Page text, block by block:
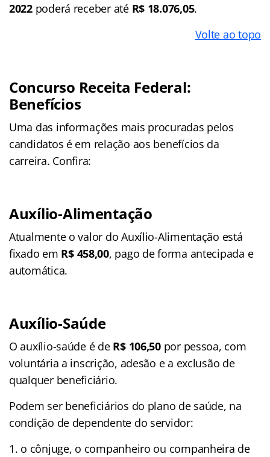
2022poderá receber até R$ 18.076,05.
Volte ao topo
Concurso Receita Federal:
Benefícios
Uma das informações mais procuradas pelos
candidatos é em relação aos benefícios da
carreira. Confira:
Auxílio-Alimentação
Atualmente o valor do Auxílio-Alimentação está
fixado em R$ 458,00, pago de forma antecipada e
automática.
Auxílio-Saúde
O auxílio-saúde é de R$ 106,50por pessoa, com
voluntária a inscrição, adesão e a exclusão de
qualquer beneficiário.
Podem ser beneficiários do plano de saúde, na
condição de dependente do servidor:
o cônjuge, o companheiro ou companheira de